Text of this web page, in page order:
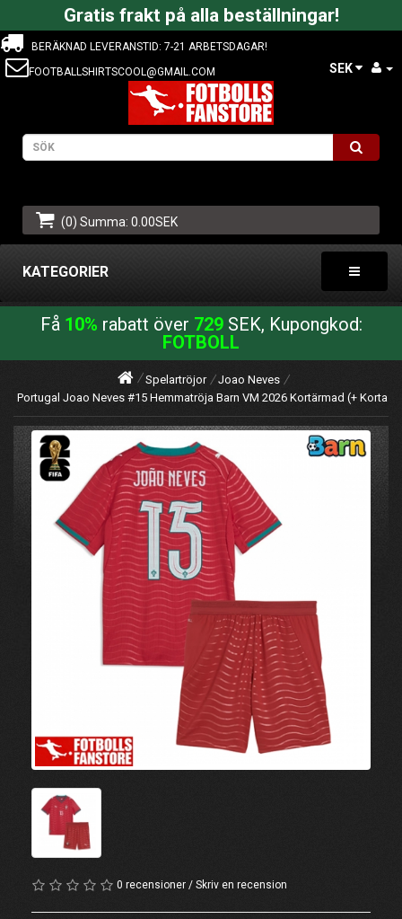
Gratis frakt på alla beställningar!
BERÄKNAD LEVERANSTID: 7-21 ARBETSDAGAR!
FOOTBALLSHIRTSCOOL@GMAIL.COM
SEK
(0) Summa: 0.00SEK
KATEGORIER
Få 10% rabatt över 729SEK, Kupongkod:
FOTBOLL
Spelartröjor
Joao Neves
Portugal Joao Neves #15 Hemmatröja Barn VM 2026 Kortärmad (+ Korta
0 recensioner / Skriv en recension